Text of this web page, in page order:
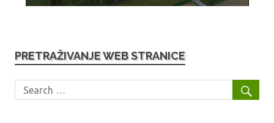
PRETRAŽIVANJE WEB STRANICE